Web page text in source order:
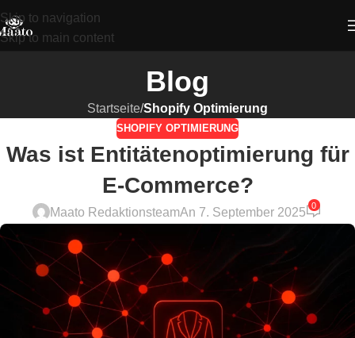
Skip to navigation
Skip to main content
Blog
Startseite/Shopify Optimierung
SHOPIFY OPTIMIERUNG
Was ist Entitätenoptimierung für
E-Commerce?
Maato RedaktionsteamAn 7. September 2025
0